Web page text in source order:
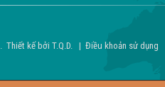
. Thiết kế bởi T.Q.D. | Điều khoản sử dụng